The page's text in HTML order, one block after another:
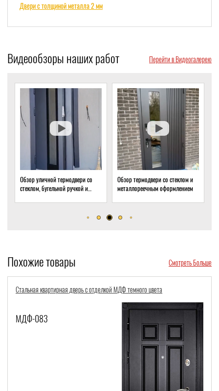
Двери с толщиной металла 2 мм
Видеообзоры наших работ Перейти в Видеогалерею
Обзор уличной термодвери со
стеклом, бугельной ручкой и
Обзор термодвери со стеклом и
металлореечным оформлением
Похожие товары Смотреть Больше
Стальная квартирная дверь с отделкой МДФ темного цвета
МДФ-083